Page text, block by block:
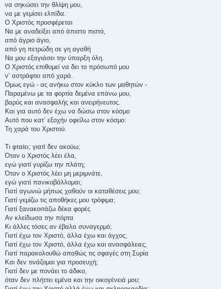
υ
σ
να σηκώσει την θλίψη μου,
να με γεμίσει ελπίδα.
Ο Χριστός προσφέρεται
Να με αναδείξει από άπιστο πιστό,
από άγριο άγιο,
από γη πετρώδη σε γη αγαθή
Να μου εξαγιάσει την ύπαρξη όλη.
Ο Χριστός επιθυμεί να δει το πρόσωπό μου
ν’ αστράφτει από χαρά.
Όμως εγώ - ας ανήκω στον κύκλο των μαθητών -
Παραμένω με τα φορτία δεμένα επάνω μου,
βαρύς και ανασφαλής και ανειρήνευτος.
Και για αυτό δεν έχω να δώσω στον κόσμο
Αυτό που κατ’ εξοχήν οφείλω στον κόσμο:
Τη χαρά του Χριστού.
Τι φταίει; γιατί δεν ακούω;
Όταν ο Χριστός λέει έλα,
εγώ γιατί γυρίζω την πλάτη;
Όταν ο Χριστός λέει μη μεριμνάτε,
εγώ γιατί πανικοβάλλομαι;
Γιατί αγωνιώ μήπως χαθούν οι καταθέσεις μου;
Γιατί γεμίζω τις αποθήκες μου τρόφιμα;
Γιατί ξανακοιτάζω δέκα φορές
Αν κλείδωσα την πόρτα
Κι άλλες τόσες αν έβαλα συναγερμό;
Γιατί έχω τον Χριστό, άλλα έχω και άγχος;
Γιατί έχω τον Χριστό, άλλα έχω και ανασφάλειες;
Γιατί παρακολουθώ απαθώς τις σφαγές στη Συρία
Και δεν τινάζομαι για προσευχή;
Γιατί δεν με πονάει το άδικο,
όταν δεν πλήττει εμένα και την οικογένειά μου;